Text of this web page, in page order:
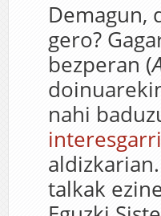
Demagun,
gero?
bezperan (
nahi
talkak